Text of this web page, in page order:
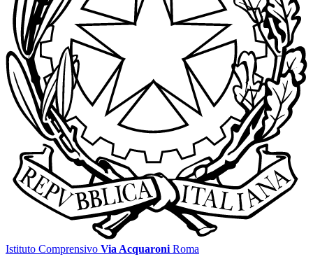
Istituto Comprensivo Via Acquaroni Roma